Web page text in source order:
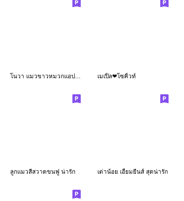
เมเปิ้ล❤โซคิ้วท์
ลูกแมวสีสวาดขนฟู น่ารัก เต่าน้อย เอี้ยมยีนส์ สุดน่ารัก